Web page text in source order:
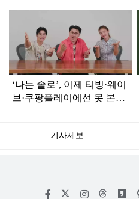
‘나는 솔로’, 이제 티빙·웨이
브·쿠팡플레이에선 못 본
기사제보
페
인